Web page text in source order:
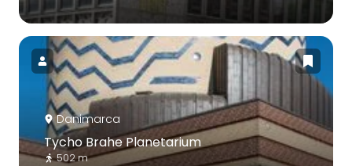
Danimarca
Tycho Brahe Planetarium
502 m